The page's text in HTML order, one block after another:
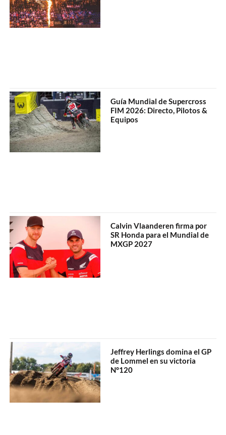
Guía Mundial de Supercross
FIM 2026: Directo, Pilotos &
Equipos
Calvin Vlaanderen firma por
SR Honda para el Mundial de
MXGP 2027
Jeffrey Herlings domina el GP
de Lommel en su victoria
N°120